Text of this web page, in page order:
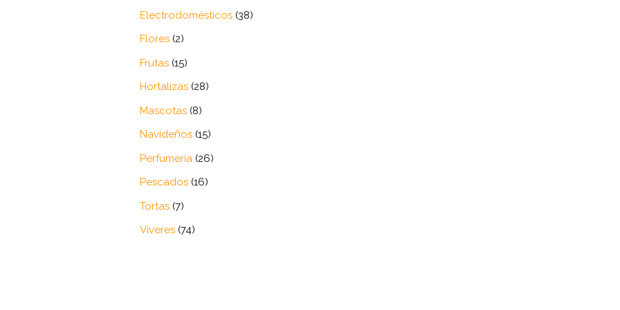
productos
Electrodomésticos 3838
Flores 22
productos
Frutas 1515
productos
Hortalizas 2828
Mascotas 88
productos
Navideños 1515
productos
Perfumería 2626
Pescados 1616
Tortas 77
productos
Víveres 7474